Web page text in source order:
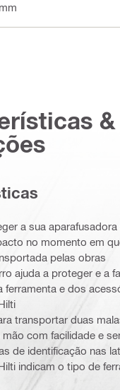
&
a sua
no momento em
pelas obras
ajuda a proteger e a
ferramenta e dos
transportar duas
com facilidade e
de identificação nas
indicam o tipo de